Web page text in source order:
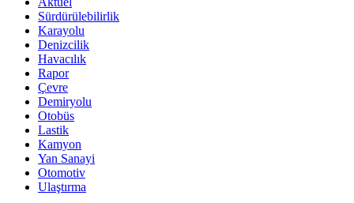
Sürdürülebilirlik
Karayolu
Denizcilik
Havacılık
Rapor
Çevre
Demiryolu
Otobüs
Lastik
Kamyon
Yan Sanayi
Otomotiv
Ulaştırma